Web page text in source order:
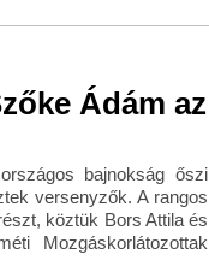
Ádám az
bajnokság őszi
versenyzők. A rangos
köztük Bors Attila és
Mozgáskorlátozottak